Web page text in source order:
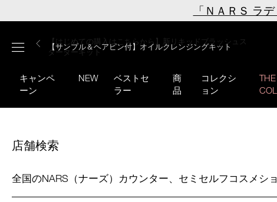
content
「ＮＡＲＳ ラ
メニュー
【ミニパフプレゼント】新リキッドブラッシュご購入でプ
レゼント
【はじめての購入はこちらから】新リキッドブラッシュス
ターターキット
【サンプル＆ヘアピン付】オイルクレンジングキット
【ギフトショッパープレゼント】カラーアイテムをあの人
へのプレゼントに
【ポーチ＆ブラッシュプレゼント】ORGASM CAMPAIGN
キャンペ
ーン
NEW
ベストセ
ラー
商
品
コレクシ
ョン
店舗検索
全国のNARS（ナーズ）カウンター、セミセルフコスメシ